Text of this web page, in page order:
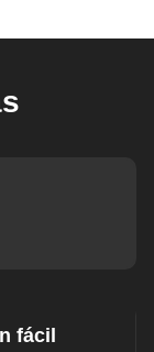
fácil